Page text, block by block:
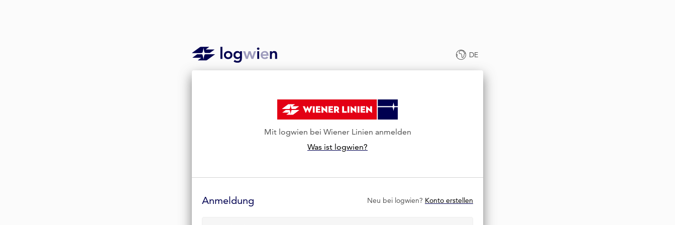
DE
Mit logwien bei Wiener Linien anmelden
Was ist logwien?
Formular
Anmeldung Neu bei logwien? Konto erstellen